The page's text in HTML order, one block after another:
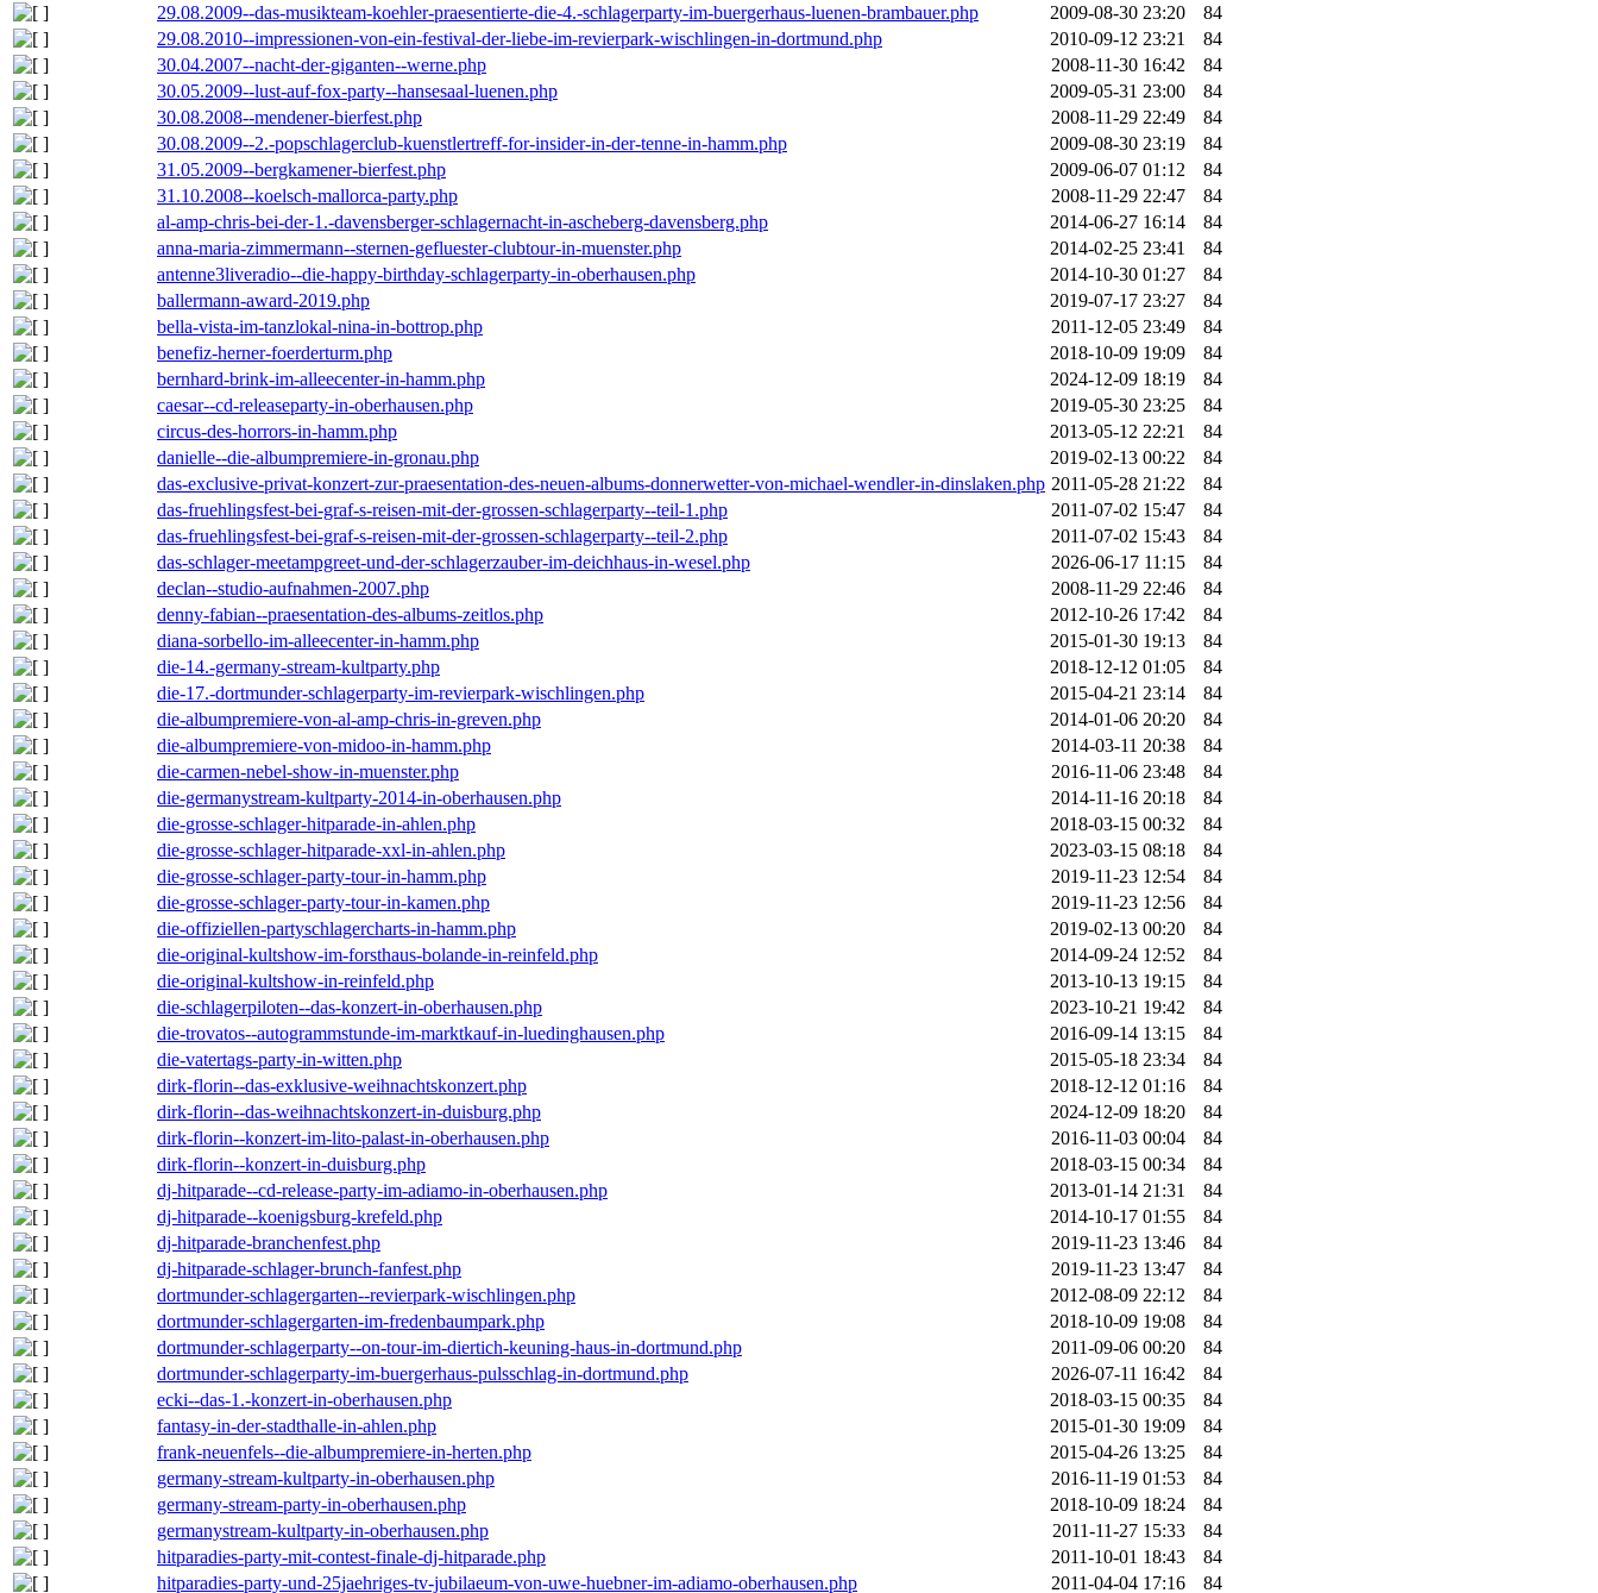
29.08.2009--das-musikteam-koehler-praesentierte-die-4.-schlagerparty-im-buergerhaus-luenen-brambauer.php
2009-08-30 23:20
84
29.08.2010--impressionen-von-ein-festival-der-liebe-im-revierpark-wischlingen-in-dortmund.php
2010-09-12 23:21
84
30.04.2007--nacht-der-giganten--werne.php
2008-11-30 16:42
84
30.05.2009--lust-auf-fox-party--hansesaal-luenen.php
2009-05-31 23:00
84
30.08.2008--mendener-bierfest.php
2008-11-29 22:49
84
30.08.2009--2.-popschlagerclub-kuenstlertreff-for-insider-in-der-tenne-in-hamm.php
2009-08-30 23:19
84
31.05.2009--bergkamener-bierfest.php
2009-06-07 01:12
84
31.10.2008--koelsch-mallorca-party.php
2008-11-29 22:47
84
al-amp-chris-bei-der-1.-davensberger-schlagernacht-in-ascheberg-davensberg.php
2014-06-27 16:14
84
anna-maria-zimmermann--sternen-gefluester-clubtour-in-muenster.php
2014-02-25 23:41
84
antenne3liveradio--die-happy-birthday-schlagerparty-in-oberhausen.php
2014-10-30 01:27
84
ballermann-award-2019.php
2019-07-17 23:27
84
bella-vista-im-tanzlokal-nina-in-bottrop.php
2011-12-05 23:49
84
benefiz-herner-foerderturm.php
2018-10-09 19:09
84
bernhard-brink-im-alleecenter-in-hamm.php
2024-12-09 18:19
84
caesar--cd-releaseparty-in-oberhausen.php
2019-05-30 23:25
84
circus-des-horrors-in-hamm.php
2013-05-12 22:21
84
danielle--die-albumpremiere-in-gronau.php
2019-02-13 00:22
84
das-exclusive-privat-konzert-zur-praesentation-des-neuen-albums-donnerwetter-von-michael-wendler-in-dinslaken.php 2011-05-28 21:22
84
das-fruehlingsfest-bei-graf-s-reisen-mit-der-grossen-schlagerparty--teil-1.php
2011-07-02 15:47
84
das-fruehlingsfest-bei-graf-s-reisen-mit-der-grossen-schlagerparty--teil-2.php
2011-07-02 15:43
84
das-schlager-meetampgreet-und-der-schlagerzauber-im-deichhaus-in-wesel.php
2026-06-17 11:15
84
declan--studio-aufnahmen-2007.php
2008-11-29 22:46
84
denny-fabian--praesentation-des-albums-zeitlos.php
2012-10-26 17:42
84
diana-sorbello-im-alleecenter-in-hamm.php
2015-01-30 19:13
84
die-14.-germany-stream-kultparty.php
2018-12-12 01:05
84
die-17.-dortmunder-schlagerparty-im-revierpark-wischlingen.php
2015-04-21 23:14
84
die-albumpremiere-von-al-amp-chris-in-greven.php
2014-01-06 20:20
84
die-albumpremiere-von-midoo-in-hamm.php
2014-03-11 20:38
84
die-carmen-nebel-show-in-muenster.php
2016-11-06 23:48
84
die-germanystream-kultparty-2014-in-oberhausen.php
2014-11-16 20:18
84
die-grosse-schlager-hitparade-in-ahlen.php
2018-03-15 00:32
84
die-grosse-schlager-hitparade-xxl-in-ahlen.php
2023-03-15 08:18
84
die-grosse-schlager-party-tour-in-hamm.php
2019-11-23 12:54
84
die-grosse-schlager-party-tour-in-kamen.php
2019-11-23 12:56
84
die-offiziellen-partyschlagercharts-in-hamm.php
2019-02-13 00:20
84
die-original-kultshow-im-forsthaus-bolande-in-reinfeld.php
2014-09-24 12:52
84
die-original-kultshow-in-reinfeld.php
2013-10-13 19:15
84
die-schlagerpiloten--das-konzert-in-oberhausen.php
2023-10-21 19:42
84
die-trovatos--autogrammstunde-im-marktkauf-in-luedinghausen.php
2016-09-14 13:15
84
die-vatertags-party-in-witten.php
2015-05-18 23:34
84
dirk-florin--das-exklusive-weihnachtskonzert.php
2018-12-12 01:16
84
dirk-florin--das-weihnachtskonzert-in-duisburg.php
2024-12-09 18:20
84
dirk-florin--konzert-im-lito-palast-in-oberhausen.php
2016-11-03 00:04
84
dirk-florin--konzert-in-duisburg.php
2018-03-15 00:34
84
dj-hitparade--cd-release-party-im-adiamo-in-oberhausen.php
2013-01-14 21:31
84
dj-hitparade--koenigsburg-krefeld.php
2014-10-17 01:55
84
dj-hitparade-branchenfest.php
2019-11-23 13:46
84
dj-hitparade-schlager-brunch-fanfest.php
2019-11-23 13:47
84
dortmunder-schlagergarten--revierpark-wischlingen.php
2012-08-09 22:12
84
dortmunder-schlagergarten-im-fredenbaumpark.php
2018-10-09 19:08
84
dortmunder-schlagerparty--on-tour-im-diertich-keuning-haus-in-dortmund.php
2011-09-06 00:20
84
dortmunder-schlagerparty-im-buergerhaus-pulsschlag-in-dortmund.php
2026-07-11 16:42
84
ecki--das-1.-konzert-in-oberhausen.php
2018-03-15 00:35
84
fantasy-in-der-stadthalle-in-ahlen.php
2015-01-30 19:09
84
frank-neuenfels--die-albumpremiere-in-herten.php
2015-04-26 13:25
84
germany-stream-kultparty-in-oberhausen.php
2016-11-19 01:53
84
germany-stream-party-in-oberhausen.php
2018-10-09 18:24
84
germanystream-kultparty-in-oberhausen.php
2011-11-27 15:33
84
hitparadies-party-mit-contest-finale-dj-hitparade.php
2011-10-01 18:43
84
hitparadies-party-und-25jaehriges-tv-jubilaeum-von-uwe-huebner-im-adiamo-oberhausen.php
2011-04-04 17:16 84